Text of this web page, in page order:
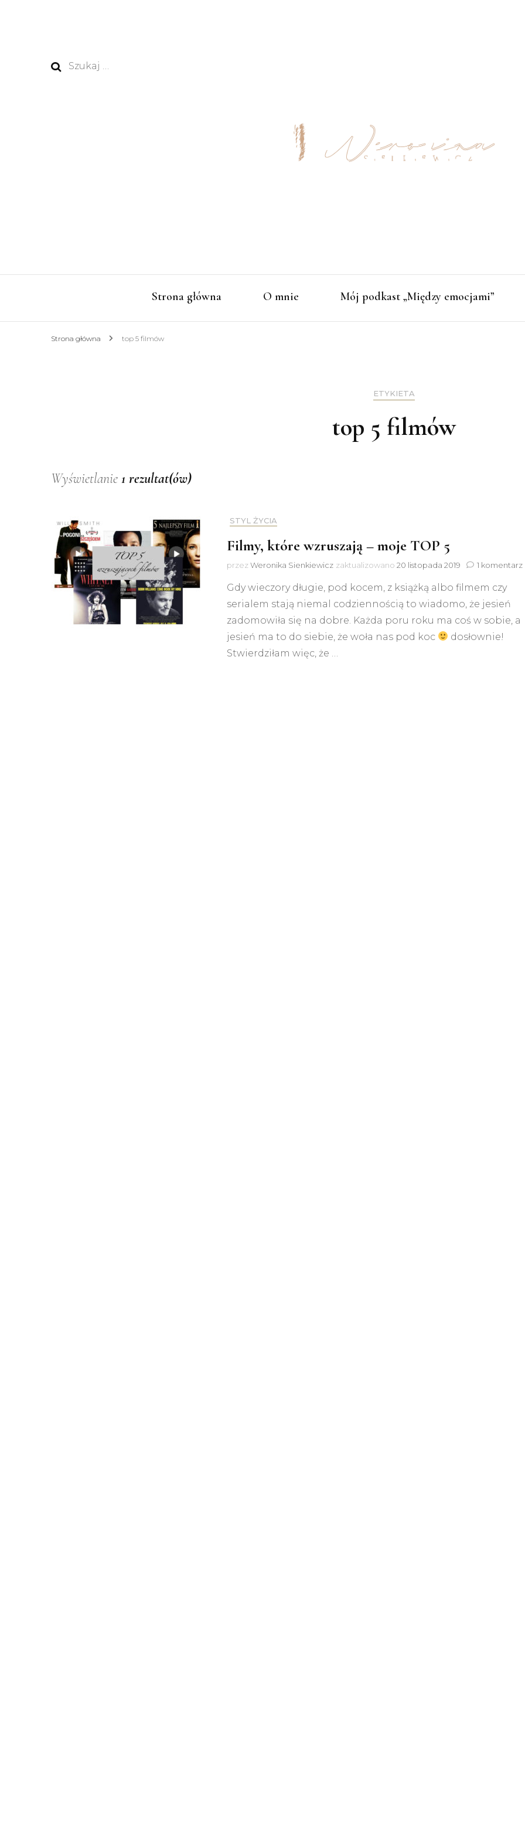
Szukaj:
Strona główna O mnie Mój podkast „Między emocjami”
Strona główna top 5 filmów
ETYKIETA
top 5 filmów
Wyświetlanie 1 rezultat(ów)
STYL ŻYCIA
Filmy, które wzruszają – moje TOP 5
przezWeronika Sienkiewicz zaktualizowano 20 listopada 2019 1 komentarz
Gdy wieczory długie, pod kocem, z książką albo filmem czy
serialem stają niemal codziennością to wiadomo, że jesień
zadomowiła się na dobre. Każda poru roku ma coś w sobie, a
jesień ma to do siebie, że woła nas pod koc
dosłownie!
Stwierdziłam więc, że …